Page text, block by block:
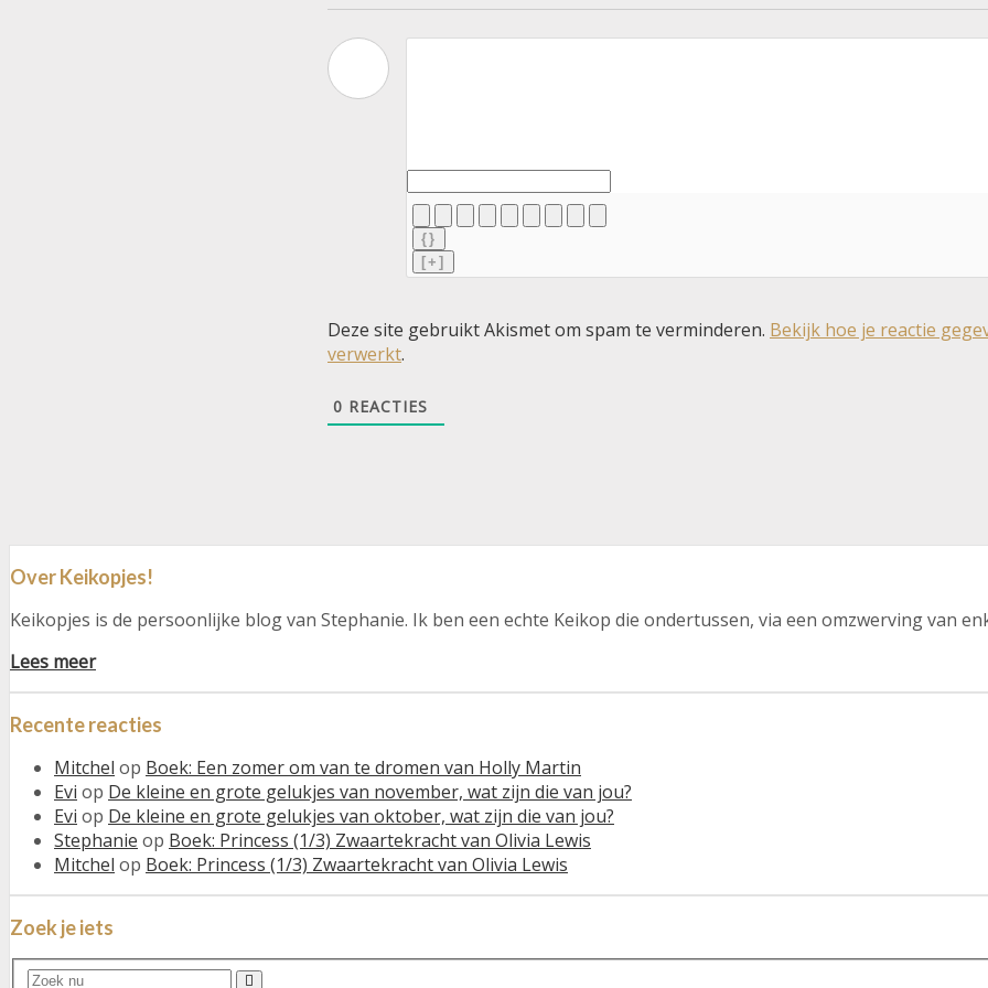
{}
[+]
Deze site gebruikt Akismet om spam te verminderen. Bekijk hoe je reactie
verwerkt.
0 REACTIES
Over Keikopjes!
Keikopjes is de persoonlijke blog van Stephanie. Ik ben een echte Keikop die ondertussen, via een omzwerving van
Lees meer
Recente reacties
Mitchel op Boek: Een zomer om van te dromen van Holly Martin
Evi op De kleine en grote gelukjes van november, wat zijn die van jou?
Evi op De kleine en grote gelukjes van oktober, wat zijn die van jou?
Stephanie op Boek: Princess (1/3) Zwaartekracht van Olivia Lewis
Mitchel op Boek: Princess (1/3) Zwaartekracht van Olivia Lewis
Zoek je iets
Search